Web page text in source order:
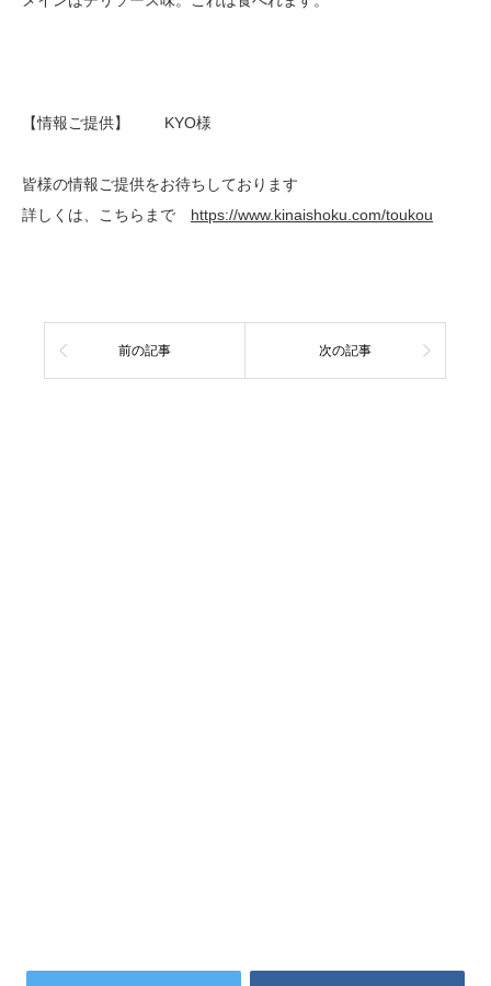
【情報ご提供】 KYO様
皆様の情報ご提供をお待ちしております
詳しくは、こちらまで https://www.kinaishoku.com/toukou
前の記事 次の記事